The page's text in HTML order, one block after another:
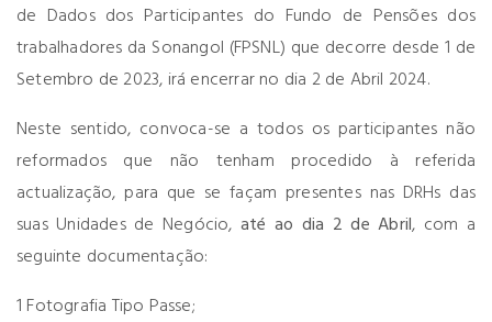
de Dados dos Participantes do Fundo de Pensões dos
trabalhadores da Sonangol (FPSNL) que decorre desde 1 de
Setembro de 2023, irá encerrar no dia 2 de Abril 2024.
Neste sentido, convoca-se a todos os participantes não
reformados que não tenham procedido à referida
actualização, para que se façam presentes nas DRHs das
suas Unidades de Negócio, até ao dia 2 de Abril, com a
seguinte documentação:
1 Fotografia Tipo Passe;